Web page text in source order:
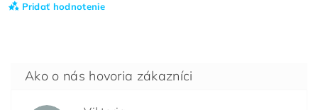
Pridať hodnotenie